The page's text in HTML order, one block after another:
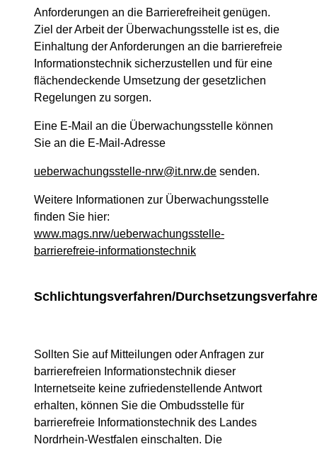
Anforderungen an die Barrierefreiheit genügen.
Ziel der Arbeit der Überwachungsstelle ist es, die
Einhaltung der Anforderungen an die barrierefreie
Informationstechnik sicherzustellen und für eine
flächendeckende Umsetzung der gesetzlichen
Regelungen zu sorgen.
Eine E-Mail an die Überwachungsstelle können
Sie an die E-Mail-Adresse
ueberwachungsstelle-nrw@it.nrw.de senden.
Weitere Informationen zur Überwachungsstelle
finden Sie hier:
www.mags.nrw/ueberwachungsstelle-
barrierefreie-informationstechnik
Schlichtungsverfahren/
Sollten Sie auf Mitteilungen oder Anfragen zur
barrierefreien Informationstechnik dieser
Internetseite keine zufriedenstellende Antwort
erhalten, können Sie die Ombudsstelle für
barrierefreie Informationstechnik des Landes
Nordrhein-Westfalen einschalten. Die